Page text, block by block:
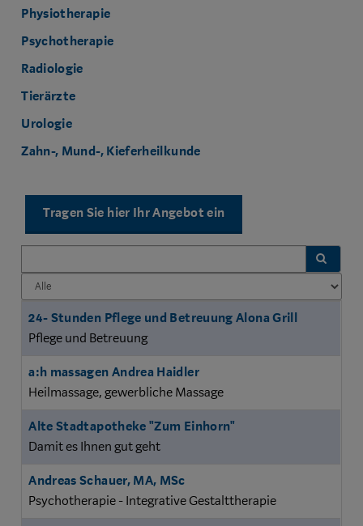
Physiotherapie
Psychotherapie
Radiologie
Tierärzte
Urologie
Zahn-, Mund-, Kieferheilkunde
Tragen Sie hier Ihr Angebot ein
FILTER
NACH
ANFANGSBUCHSTABE
Name Branche
24- Stunden Pflege und Betreuung Alona Grill
Pflege und Betreuung
a:h massagen Andrea Haidler
Heilmassage, gewerbliche Massage
Alte Stadtapotheke "Zum Einhorn"
Damit es Ihnen gut geht
Andreas Schauer, MA, MSc
Psychotherapie - Integrative Gestalttherapie